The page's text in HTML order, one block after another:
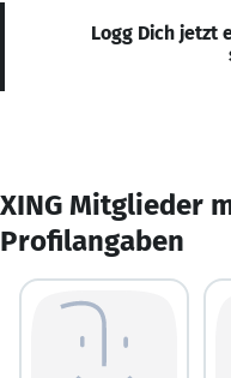
Logg Dich jetzt
XING Mitglieder
Profilangaben